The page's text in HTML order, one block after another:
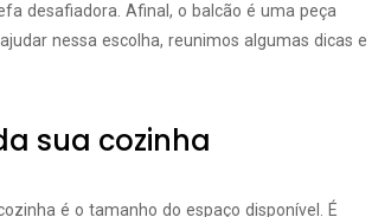
desafiadora. Afinal, o balcão é uma peça
nessa escolha, reunimos algumas dicas e
sua cozinha
é o tamanho do espaço disponível. É